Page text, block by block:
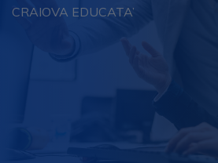
CRAIOVA EDUCATA’